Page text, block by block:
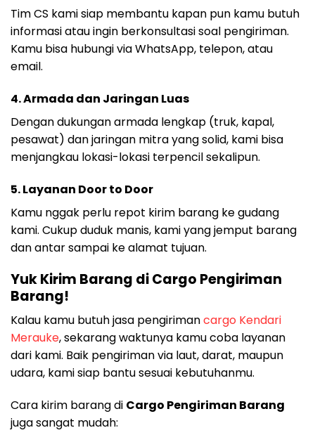
Tim CS kami siap membantu kapan pun kamu butuh
informasi atau ingin berkonsultasi soal pengiriman.
Kamu bisa hubungi via WhatsApp, telepon, atau
email.
4. Armada dan Jaringan Luas
Dengan dukungan armada lengkap (truk, kapal,
pesawat) dan jaringan mitra yang solid, kami bisa
menjangkau lokasi-lokasi terpencil sekalipun.
5. Layanan Door to Door
Kamu nggak perlu repot kirim barang ke gudang
kami. Cukup duduk manis, kami yang jemput barang
dan antar sampai ke alamat tujuan.
Yuk Kirim Barang di Cargo Pengiriman
Barang!
Kalau kamu butuh jasa pengirimancargo Kendari
Merauke, sekarang waktunya kamu coba layanan
dari kami. Baik pengiriman via laut, darat, maupun
udara, kami siap bantu sesuai kebutuhanmu.
Cara kirim barang di Cargo Pengiriman Barang
juga sangat mudah: